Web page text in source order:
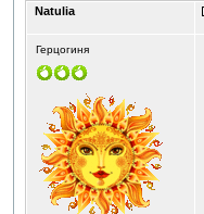
Natulia
Герцогиня